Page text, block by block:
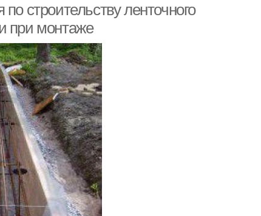
строительству ленточного
при монтаже